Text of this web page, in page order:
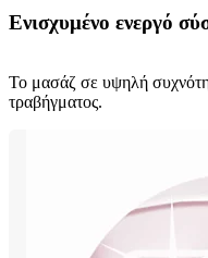
Ενισχυμένο ενεργό
Το μασάζ σε υψηλή
τραβήγματος.